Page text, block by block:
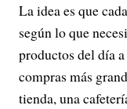
La idea es que
según lo que
productos del día
compras más
tienda, una